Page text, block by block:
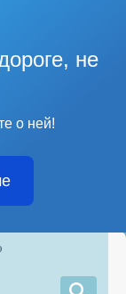
не
о ней!